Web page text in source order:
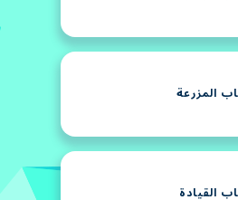
المزرعة
القيادة